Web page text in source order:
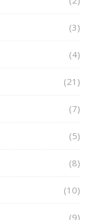
(3)
(4)
(21)
(7)
(5)
(8)
(10)
(9)